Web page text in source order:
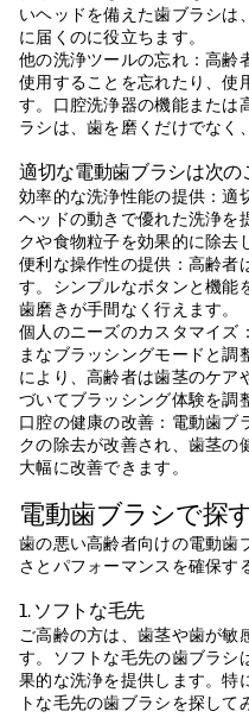
いヘッドを備えた歯ブラシは
に届くのに役立ちます。
他の洗浄ツールの忘れ：高齢
使用することを忘れたり、使
す。口腔洗浄器の機能または
ラシは、歯を磨くだけでなく
適切な電動歯ブラシは次の
効率的な洗浄性能の提供：適
ヘッドの動きで優れた洗浄を
クや食物粒子を効果的に除去
便利な操作性の提供：高齢者
す。シンプルなボタンと機能
歯磨きが手間なく行えます。
個人のニーズのカスタマイズ
まなブラッシングモードと調
により、高齢者は歯茎のケア
づいてブラッシング体験を調
口腔の健康の改善：電動歯ブ
クの除去が改善され、歯茎の
大幅に改善できます。
電動歯ブラシで探
歯の悪い高齢者向けの電動歯
さとパフォーマンスを確保す
1. ソフトな毛先
ご高齢の方は、歯茎や歯が敏
す。ソフトな毛先の歯ブラシ
果的な洗浄を提供します。特
トな毛先の歯ブラシを探して